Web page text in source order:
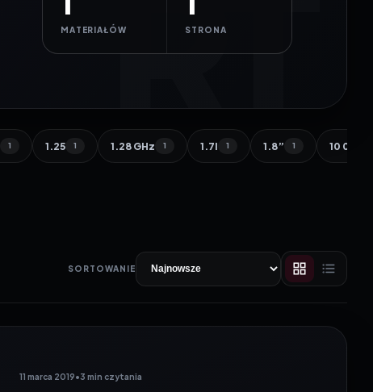
MATERIAŁÓW STRONA
1 1.25 1 1.28 GHz 1 1.7l 1 1.8” 1 10 000
SORTOWANIE
11 marca 2019•3 min czytania